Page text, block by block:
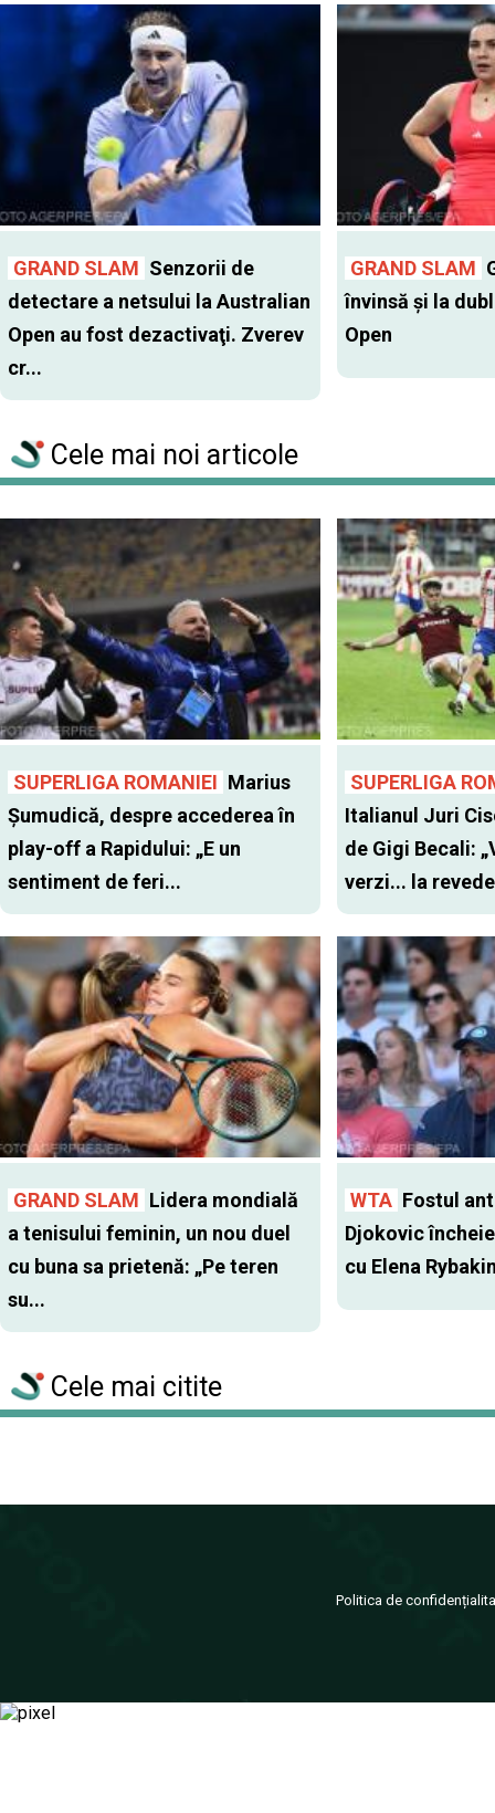
GRAND SLAM Senzorii de
detectare a netsului la Australian
Open au fost dezactivaţi. Zverev
cr...
GRAND SLAM
învinsă şi la
Open
Cele mai noi articole
SUPERLIGA ROMANIEI Marius
Șumudică, despre accederea în
play-off a Rapidului: „E un
sentiment de feri...
SUPERLIGA
Italianul Juri
de Gigi Becali:
verzi... la
GRAND SLAM Lidera mondială
a tenisului feminin, un nou duel
cu buna sa prietenă: „Pe teren
su...
WTA Fostul
Djokovic
cu Elena
Cele mai citite
Politica de